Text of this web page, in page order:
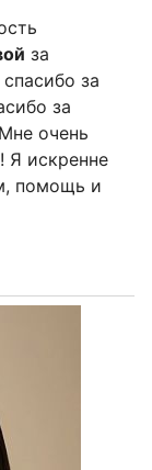
за
за
за
очень
Я искренне
помощь и